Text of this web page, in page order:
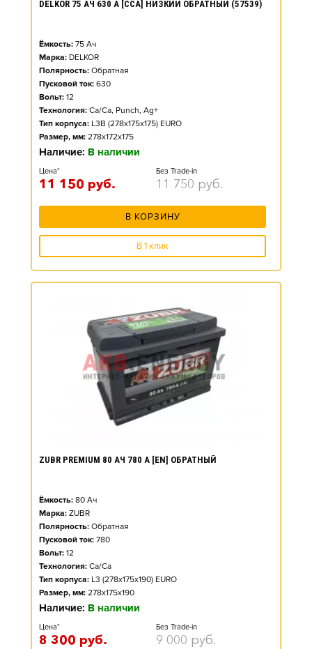
DELKOR 75 АЧ 630 А [CCA] НИЗКИЙ ОБРАТНЫЙ (57539)
Ёмкость: 75 Ач
Марка: DELKOR
Полярность: Обратная
Пусковой ток: 630
Вольт: 12
Технология: Ca/Ca, Punch, Ag+
Тип корпуса: L3B (278x175x175) EURO
Размер, мм: 278x172x175
Наличие: В наличии
Цена*
11 150 руб.
Без Trade-in
11 750 руб.
В КОРЗИНУ
В 1 клик
ZUBR PREMIUM 80 АЧ 780 А [EN] ОБРАТНЫЙ
Ёмкость: 80 Ач
Марка: ZUBR
Полярность: Обратная
Пусковой ток: 780
Вольт: 12
Технология: Ca/Ca
Тип корпуса: L3 (278x175x190) EURO
Размер, мм: 278x175x190
Наличие: В наличии
Цена*
8 300 руб.
Без Trade-in
9 000 руб.